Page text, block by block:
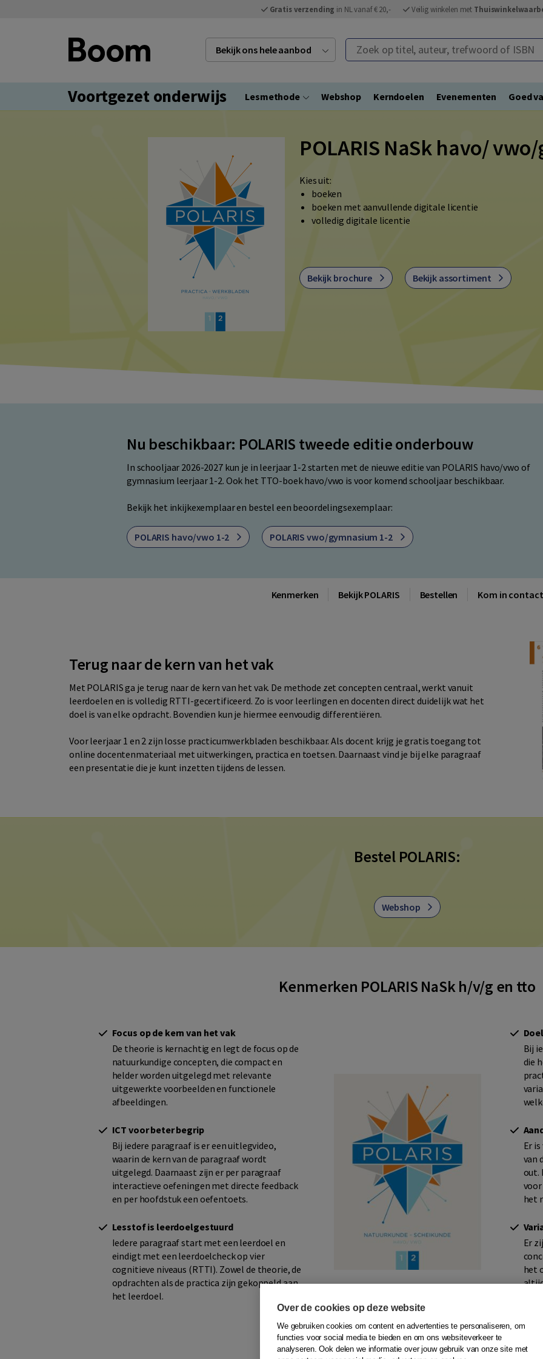
Gratis verzending in NL vanaf € 20,- Veilig winkelen met
Bekijk ons hele aanbod Zoek op titel, auteur, trefwoord of ISBN
Voortgezet onderwijs Lesmethode Webshop Kerndoelen Evenementen Goed
POLARIS NaSk havo/
Kies uit:
boeken
boeken met aanvullende digitale licentie
volledig digitale licentie
Bekijk brochure Bekijk assortiment
Nu beschikbaar: POLARIS tweede editie onderbouw
In schooljaar 2026-2027 kun je in leerjaar 1-2 starten met de nieuwe editie van POLARIS havo/vwo of
gymnasium leerjaar 1-2. Ook het TTO-boek havo/vwo is voor komend schooljaar beschikbaar.
Bekijk het inkijkexemplaar en bestel een beoordelingsexemplaar:
POLARIS havo/vwo 1-2 POLARIS vwo/gymnasium 1-2
Kenmerken Bekijk POLARIS Bestellen Kom in contact
Terug naar de kern van het vak
Met POLARIS ga je terug naar de kern van het vak. De methode zet concepten centraal, werkt vanuit
leerdoelen en is volledig RTTI-gecertificeerd. Zo is voor leerlingen en docenten direct duidelijk wat het
doel is van elke opdracht. Bovendien kun je hiermee eenvoudig differentiëren.
Voor leerjaar 1 en 2 zijn losse practicumwerkbladen beschikbaar. Als docent krijg je gratis toegang tot
online docentenmateriaal met uitwerkingen, practica en toetsen. Daarnaast vind je bij elke paragraaf
een presentatie die je kunt inzetten tijdens de lessen.
Bestel POLARIS:
Webshop
Kenmerken POLARIS NaSk h/v/g en tto
Focus op de kern van het vak
De theorie is kernachtig en legt de focus op de
natuurkundige concepten, die compact en
helder worden uitgelegd met relevante
uitgewerkte voorbeelden en functionele
afbeeldingen.
ICT voor beter begrip
Bij iedere paragraaf is er een uitlegvideo,
waarin de kern van de paragraaf wordt
uitgelegd. Daarnaast zijn er per paragraaf
interactieve oefeningen met directe feedback
en per hoofdstuk een oefentoets.
Lesstof is leerdoelgestuurd
Iedere paragraaf start met een leerdoel en
eindigt met een leerdoelcheck op vier
cognitieve niveaus (RTTI). Zowel de theorie, de
opdrachten als de practica zijn gekoppeld aan
het leerdoel.
Bij
die
Er
van
out.
het
Er
het
Over de cookies op deze website
We gebruiken cookies om content en advertenties te personaliseren, om
functies voor social media te bieden en om ons websiteverkeer te
analyseren. Ook delen we informatie over jouw gebruik van onze site met